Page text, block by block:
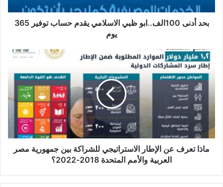
365
يوم
بحد أدنى 100الف..ابو ظبي الاسلامي يقدم حساب توفير 365
يوم
ماذا
تعرف
عن
الإطار
الاستراتيجي
للشراكة
جمهورية
مصر
العربية
ماذا تعرف عن الإطار الاستراتيجي للشراكة بين جمهورية مصر
العربية والأمم المتحدة 2018-2022؟